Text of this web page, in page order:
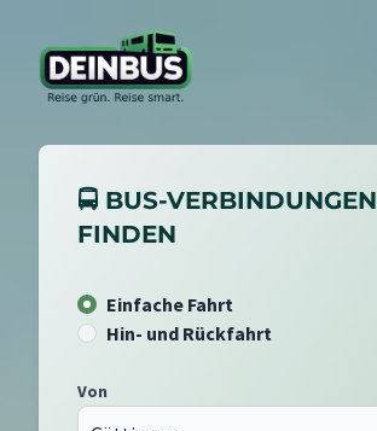
🚍 BUS-VERBINDUNGEN
FINDEN
Einfache Fahrt
Hin- und Rückfahrt
Von